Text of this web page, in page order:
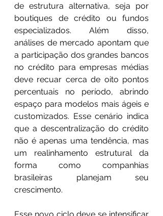
de estrutura alternativa, seja por
boutiques de crédito ou fundos
especializados. Além disso,
análises de mercado apontam que
a participação dos grandes bancos
no crédito para empresas médias
deve recuar cerca de oito pontos
percentuais no período, abrindo
espaço para modelos mais ágeis e
customizados. Esse cenário indica
que a descentralização do crédito
não é apenas uma tendência, mas
um realinhamento estrutural da
forma como companhias
brasileiras planejam seu
crescimento.